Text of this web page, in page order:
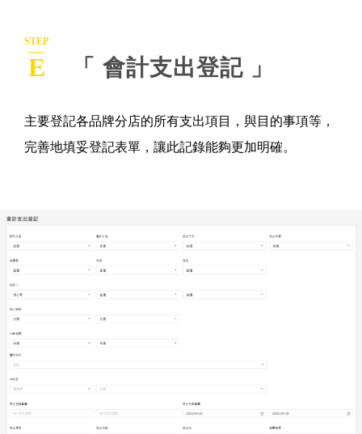
STEP
E 「 會計支出登記 」
主要登記各品牌分店的所有支出項目，與目的事項等，
完善地填妥登記表單，讓此記錄能夠更加明確。